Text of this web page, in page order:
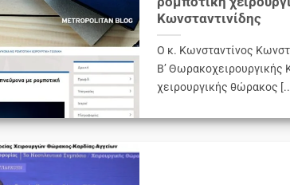
Κωνσταντινίδης
Ο κ. Κωνσταντίνος
Β’ Θωρακοχειρουργικής
χειρουργικής θώρακος